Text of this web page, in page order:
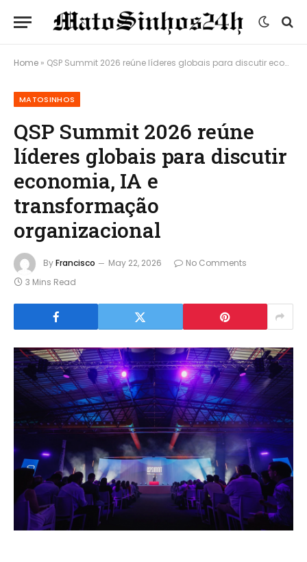
Home » QSP Summit 2026 reúne líderes globais para discutir economia, IA e transformação organizacional
MATOSINHOS
QSP Summit 2026 reúne
líderes globais para discutir
economia, IA e
transformação
organizacional
ByFrancisco May 22, 2026
No Comments
3 Mins Read